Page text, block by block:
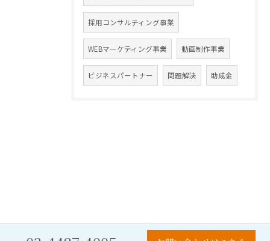
採用コンサルティング事業
WEBマーケティング事業 動画制作事業
ビジネスパートナー 問題解決 助成金